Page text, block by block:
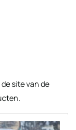
site van de